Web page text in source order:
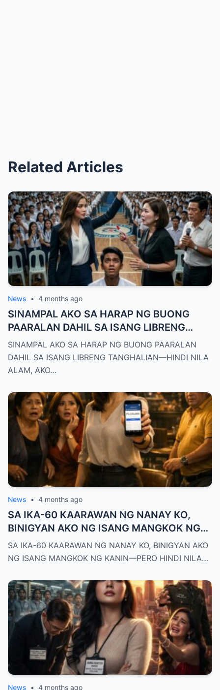
Related Articles
News • 4 months ago
SINAMPAL AKO SA HARAP NG BUONG
PAARALAN DAHIL SA ISANG LIBRENG
TANGHALIAN—HINDI NILA ALAM, AKO
PALA ANG BAGONG DEPUTY DIRECTOR
NG DEPED CITY DIVISION
SINAMPAL AKO SA HARAP NG BUONG PAARALAN
DAHIL SA ISANG LIBRENG TANGHALIAN—HINDI NILA
ALAM, AKO…
News • 4 months ago
SA IKA-60 KAARAWAN NG NANAY KO,
BINIGYAN AKO NG ISANG MANGKOK NG
KANIN—PERO HINDI NILA ALAM NA AKO
PALA ANG MAY-ARI NG KAPEHAN NA
MAYNILA
SA IKA-60 KAARAWAN NG NANAY KO, BINIGYAN AKO
NG ISANG MANGKOK NG KANIN—PERO HINDI NILA…
News • 4 months ago